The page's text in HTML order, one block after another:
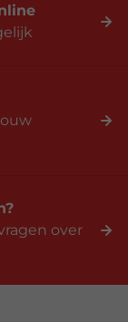
over